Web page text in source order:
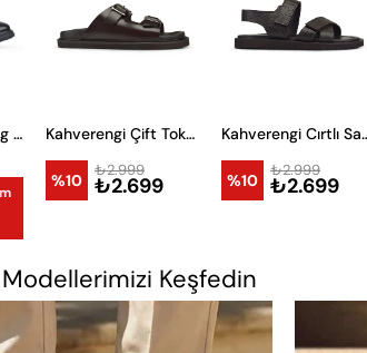
Siyah Bağcıklı Wing Stil Günlük Ayakkabı Kahverengi Çift Tokalı Terlik
%10 ₺2.699
₺2.999
%10 ₺2.699
₺2.999
Modellerimizi Keşfedin